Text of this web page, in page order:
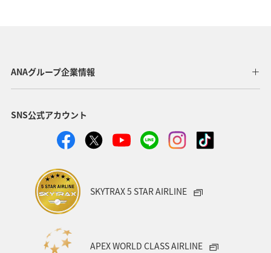
保安検査 マイルを貯める プラチナサービス 車
Infographics
ANAグループ企業情報
SNS公式アカウント
SKYTRAX 5 STAR AIRLINE
APEX WORLD CLASS AIRLINE